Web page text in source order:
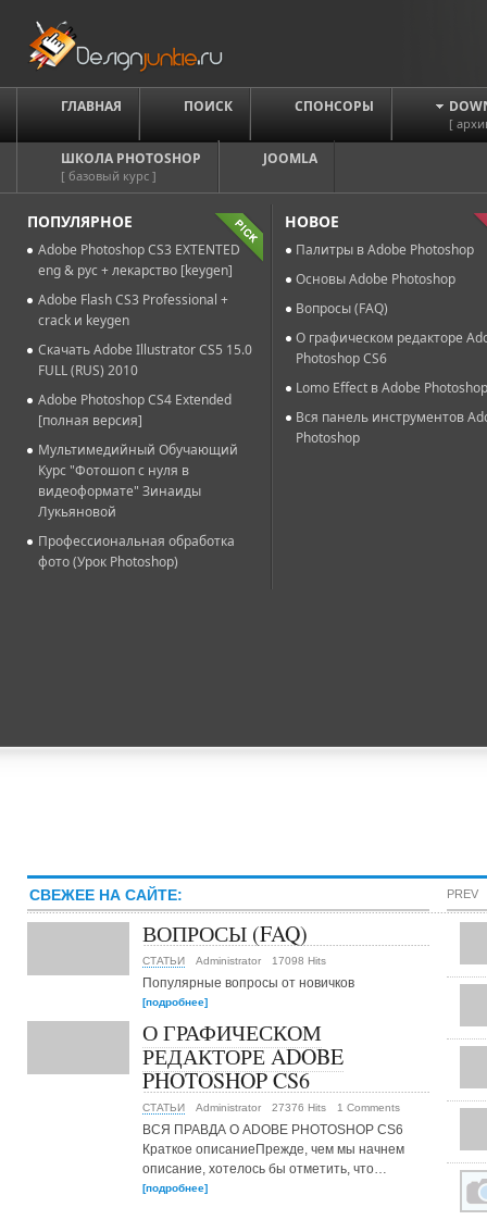
ГЛАВНАЯ ПОИСК СПОНСОРЫ
[
ШКОЛА PHOTOSHOP
[ базовый курс ]
JOOMLA
ПОПУЛЯРНОЕ
Adobe Photoshop CS3 EXTENTED
eng & рус + лекарство [keygen]
Adobe Flash CS3 Professional +
crack и keygen
Скачать Adobe Illustrator CS5 15.0
FULL (RUS) 2010
Adobe Photoshop CS4 Extended
[полная версия]
Мультимедийный Обучающий
Курс "Фотошоп с нуля в
видеоформате" Зинаиды
Лукьяновой
Профессиональная обработка
фото (Урок Photoshop)
НОВОЕ
Палитры в Adobe Photoshop
Основы Adobe Photoshop
Вопросы (FAQ)
О графическом редакторе
Photoshop CS6
Lomo Effect в Adobe
Вся панель инструментов
Photoshop
СВЕЖЕЕ НА САЙТЕ:
ВОПРОСЫ (FAQ)
СТАТЬИ Administrator 17098 Hits
Популярные вопросы от новичков
[подробнее]
О ГРАФИЧЕСКОМ
РЕДАКТОРЕ ADOBE
PHOTOSHOP CS6
СТАТЬИ Administrator 27376 Hits 1 Comments
ВСЯ ПРАВДА О ADOBE PHOTOSHOP CS6
Краткое описаниеПрежде, чем мы начнем
описание, хотелось бы отметить, что…
[подробнее]
PREV